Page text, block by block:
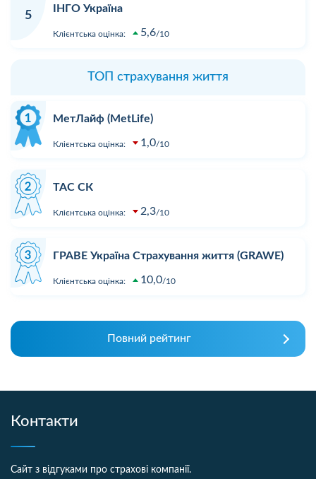
5
ІНГО Україна
Клієнтська оцінка: 5,6 10
ТОП страхування життя
МетЛайф (MetLife)
Клієнтська оцінка: 1,0 10
ТАС СК
Клієнтська оцінка: 2,3 10
ГРАВЕ Україна Страхування життя (GRAWE)
Клієнтська оцінка: 10,0 10
Повний рейтинг
Контакти
Сайт з відгуками про страхові компанії.